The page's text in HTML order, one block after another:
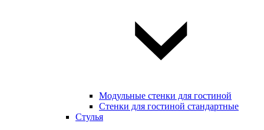
Модульные стенки для гостиной
Стенки для гостиной стандартные
Стулья